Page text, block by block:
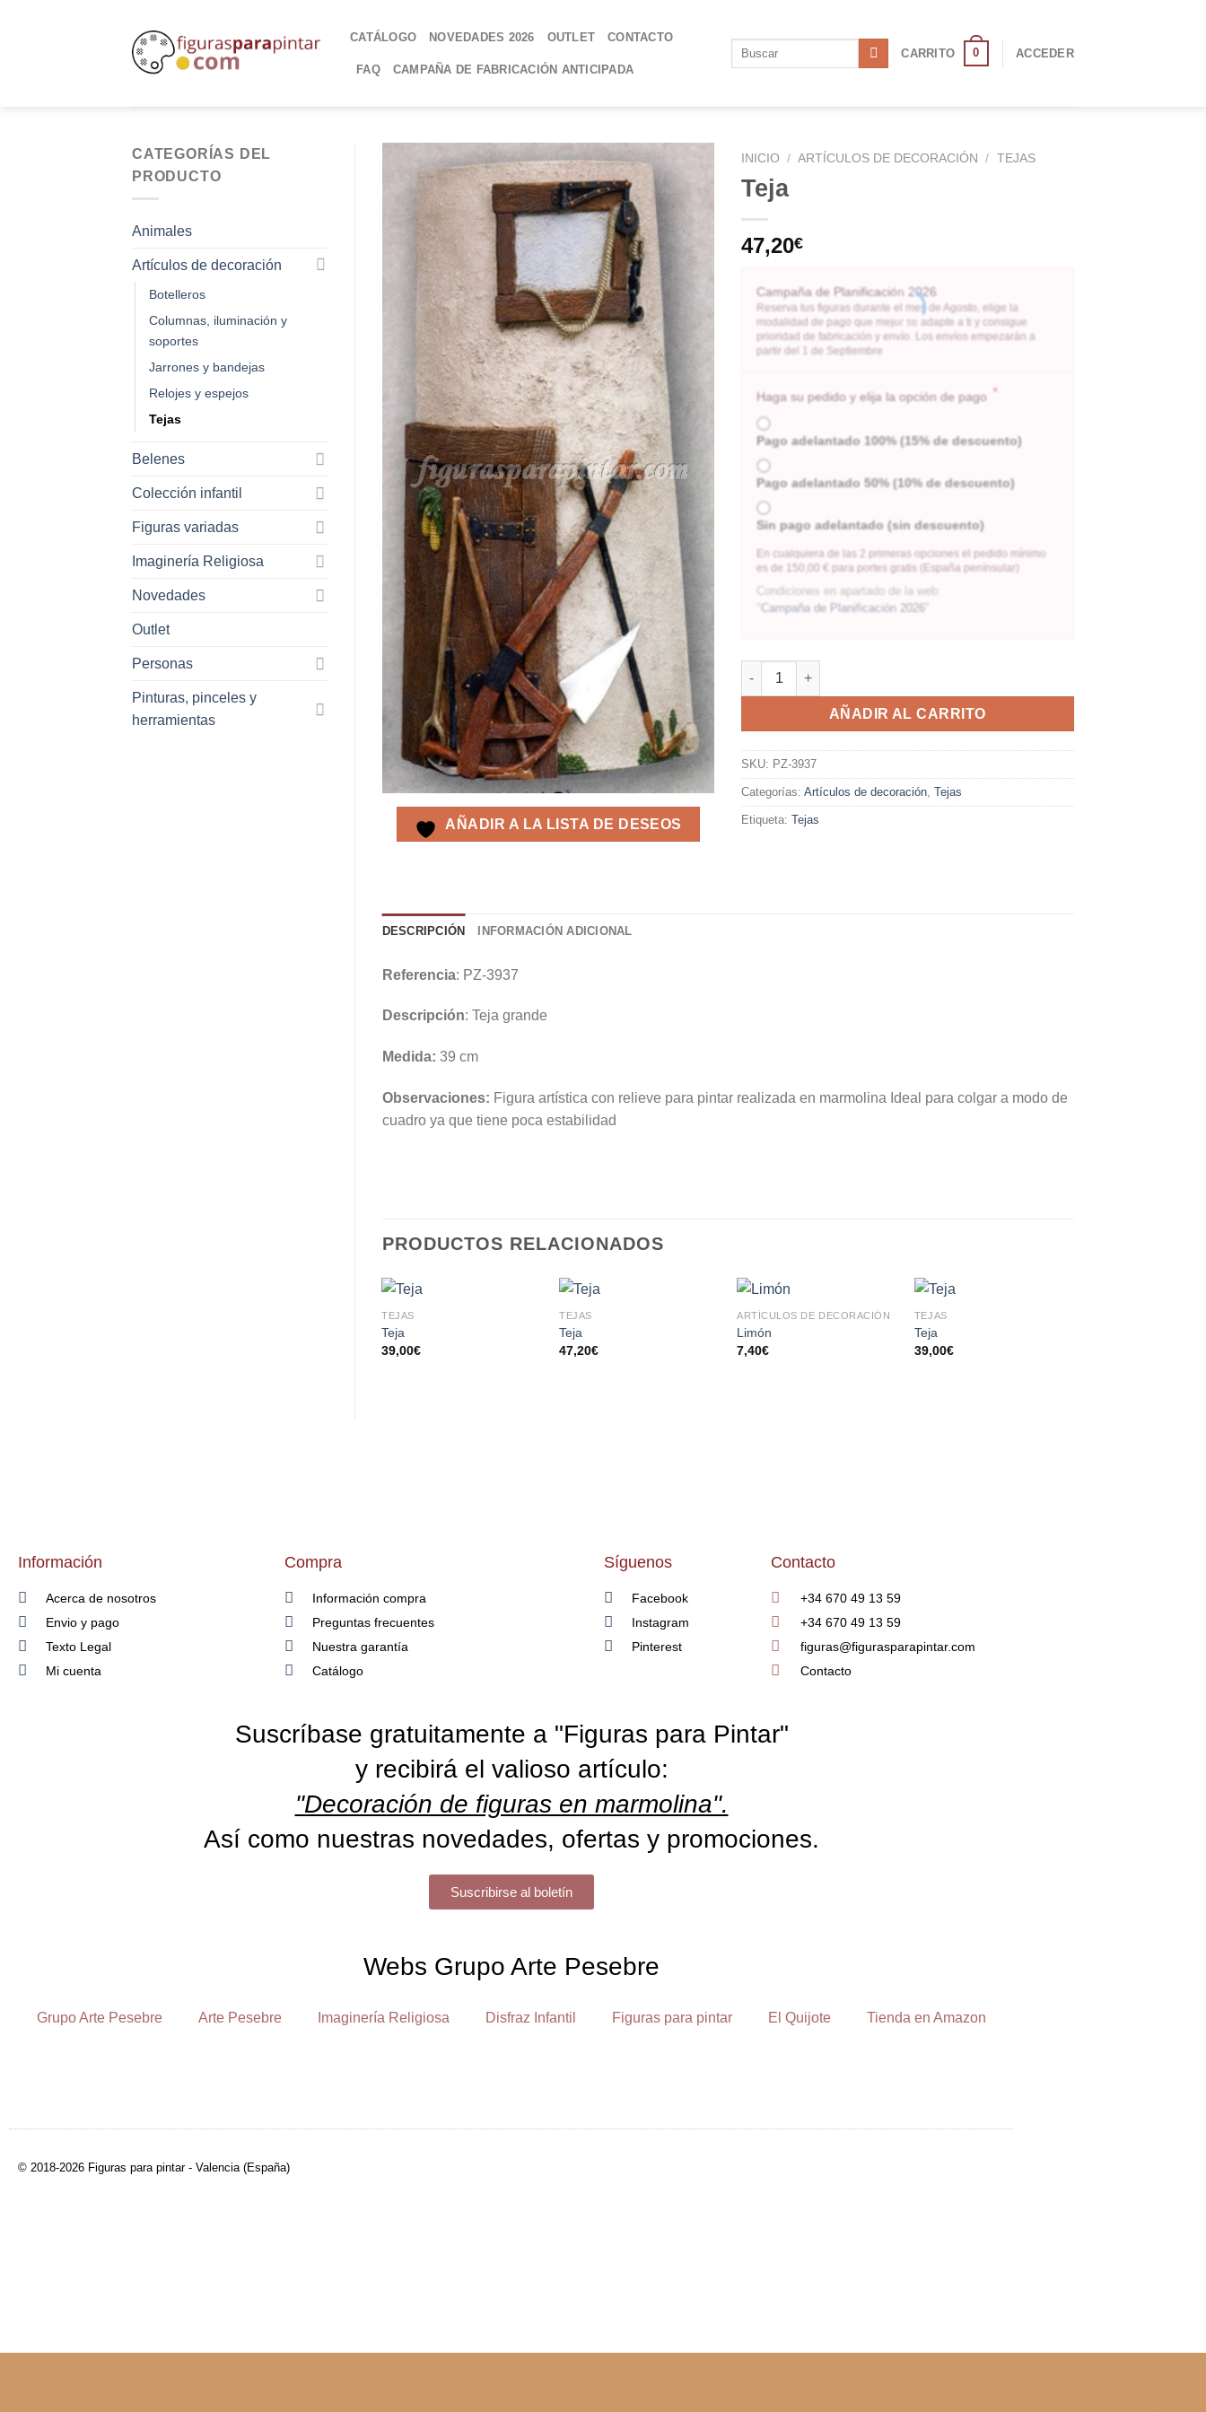
CATÁLOGO NOVEDADES 2026 OUTLET CONTACTO
FAQ CAMPAÑA DE FABRICACIÓN ANTICIPADA
CARRITO 0 ACCEDER
CATEGORÍAS DEL
PRODUCTO
Animales
Artículos de decoración
Botelleros
Columnas, iluminación y
soportes
Jarrones y bandejas
Relojes y espejos
Tejas
Belenes
Colección infantil
Figuras variadas
Imaginería Religiosa
Novedades
Outlet
Personas
Pinturas, pinceles y
herramientas
AÑADIR
A LA
LISTA
DE
DESEOS
AÑADIR A LA LISTA DE DESEOS
INICIO / ARTÍCULOS DE DECORACIÓN / TEJAS
Teja
47,20€
Campaña de Planificación 2026
Reserva tus figuras durante el mes de Agosto, elige la
modalidad de pago que mejor se adapte a ti y consigue
prioridad de fabricación y envío. Los envíos empezarán a
partir del 1 de Septiembre
Haga su pedido y elija la opción de pago *
Pago adelantado 100% (15% de descuento)
Pago adelantado 50% (10% de descuento)
Sin pago adelantado (sin descuento)
En cualquiera de las 2 primeras opciones el pedido mínimo
es de 150,00 € para portes gratis (España penínsular)
Condiciones en apartado de la web:
" Campaña de Planificación 2026 "
AÑADIR AL CARRITO
SKU: PZ-3937
Categorías:Artículos de decoración ,Tejas
Etiqueta:Tejas
DESCRIPCIÓN INFORMACIÓN ADICIONAL
Referencia: PZ-3937
Descripción: Teja grande
Medida: 39 cm
Observaciones: Figura artística con relieve para pintar realizada en marmolina Ideal para colgar a modo de
cuadro ya que tiene poca estabilidad
PRODUCTOS RELACIONADOS
TEJAS
Teja
39,00€
TEJAS
Teja
47,20€
ARTÍCULOS DE DECORACIÓN
Limón
7,40€
TEJAS
Teja
39,00€
Información
Acerca de nosotros
Envio y pago
Texto Legal
Mi cuenta
Compra
Información compra
Preguntas frecuentes
Nuestra garantía
Catálogo
Síguenos
Facebook
Instagram
Pinterest
Contacto
+34 670 49 13 59
+34 670 49 13 59
figuras@figurasparapintar.com
Contacto
Suscríbase gratuitamente a "Figuras para Pintar"
y recibirá el valioso artículo:
"Decoración de figuras en marmolina".
Así como nuestras novedades, ofertas y promociones.
Suscribirse al boletín
Webs Grupo Arte Pesebre
Grupo Arte Pesebre Arte Pesebre Imaginería Religiosa Disfraz Infantil Figuras para pintar El Quijote Tienda en Amazon
© 2018-2026 Figuras para pintar - Valencia (España)